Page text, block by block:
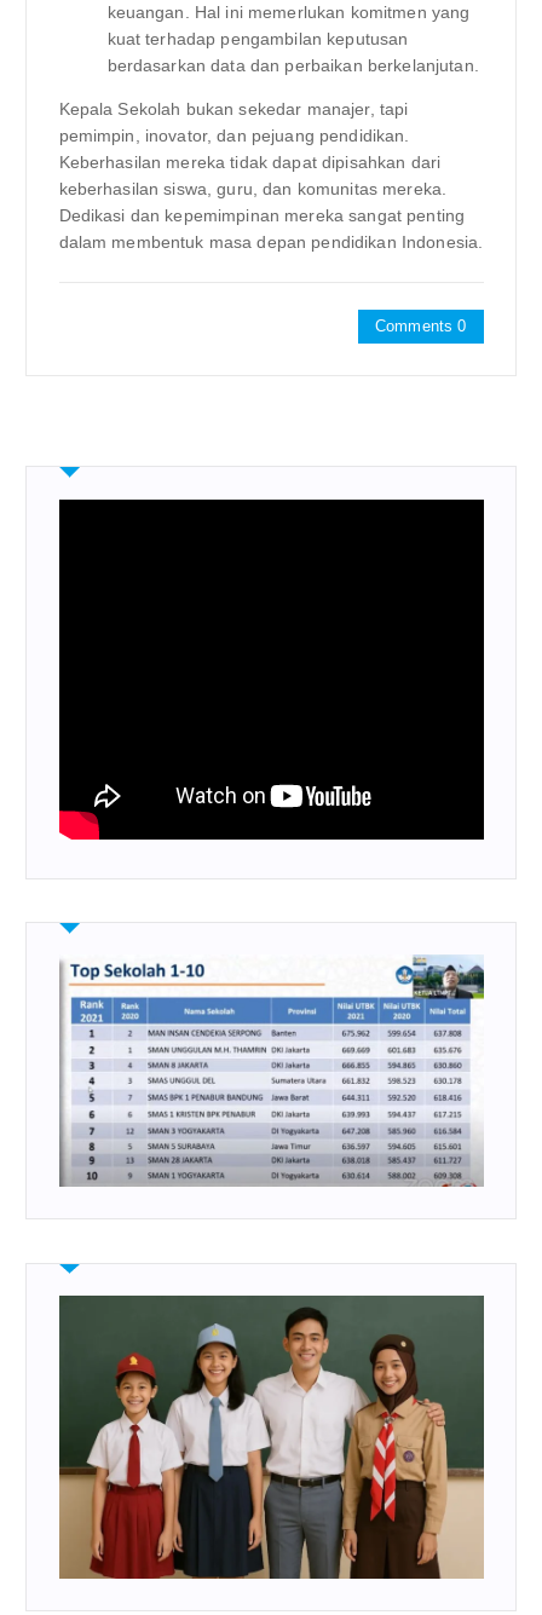
keuangan. Hal ini memerlukan komitmen yang
kuat terhadap pengambilan keputusan
berdasarkan data dan perbaikan berkelanjutan.
Kepala Sekolah bukan sekedar manajer, tapi
pemimpin, inovator, dan pejuang pendidikan.
Keberhasilan mereka tidak dapat dipisahkan dari
keberhasilan siswa, guru, dan komunitas mereka.
Dedikasi dan kepemimpinan mereka sangat penting
dalam membentuk masa depan pendidikan Indonesia.
Comments 0